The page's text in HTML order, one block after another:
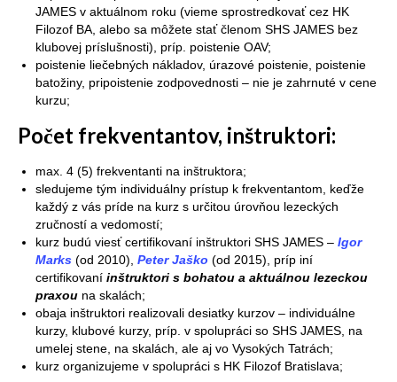
JAMES v aktuálnom roku (vieme sprostredkovať cez HK
Filozof BA, alebo sa môžete stať členom SHS JAMES bez
klubovej príslušnosti), príp. poistenie OAV;
poistenie liečebných nákladov, úrazové poistenie, poistenie
batožiny, pripoistenie zodpovednosti – nie je zahrnuté v cene
kurzu;
Počet frekventantov, inštruktori:
max. 4 (5) frekventanti na inštruktora;
sledujeme tým individuálny prístup k frekventantom, keďže
každý z vás príde na kurz s určitou úrovňou lezeckých
zručností a vedomostí;
kurz budú viesť certifikovaní inštruktori SHS JAMES – Igor
Marks (od 2010), Peter Jaško (od 2015), príp iní
certifikovaní inštruktori s bohatou a aktuálnou lezeckou
praxou na skalách;
obaja inštruktori realizovali desiatky kurzov – individuálne
kurzy, klubové kurzy, príp. v spolupráci so SHS JAMES, na
umelej stene, na skalách, ale aj vo Vysokých Tatrách;
kurz organizujeme v spolupráci s HK Filozof Bratislava;